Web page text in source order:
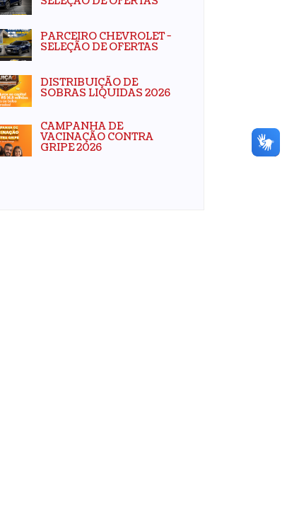
PARCEIRO CHEVROLET -
SELEÇÃO DE OFERTAS
DISTRIBUIÇÃO DE
SOBRAS LIQUIDAS 2026
CAMPANHA DE
VACINAÇÃO CONTRA
GRIPE 2026